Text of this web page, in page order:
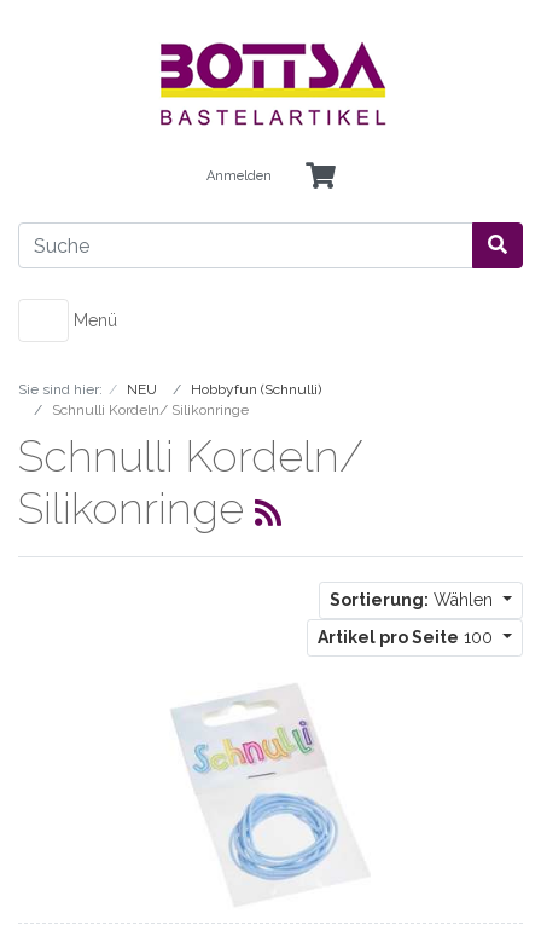
Anmelden
Menü
Sie sind hier: NEU
Hobbyfun (Schnulli)
Schnulli Kordeln/ Silikonringe
Schnulli Kordeln/
Silikonringe
Sortierung: Wählen
Artikel pro Seite 100